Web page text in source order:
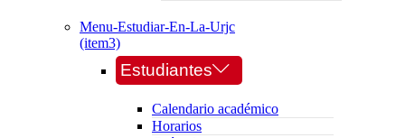
Menu-Estudiar-En-La-Urjc
(item3)
Estudiantes
Calendario académico
Horarios